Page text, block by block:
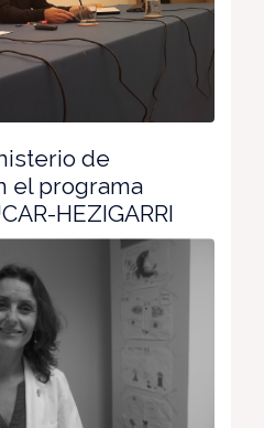
de
el programa
HEZIGARRI